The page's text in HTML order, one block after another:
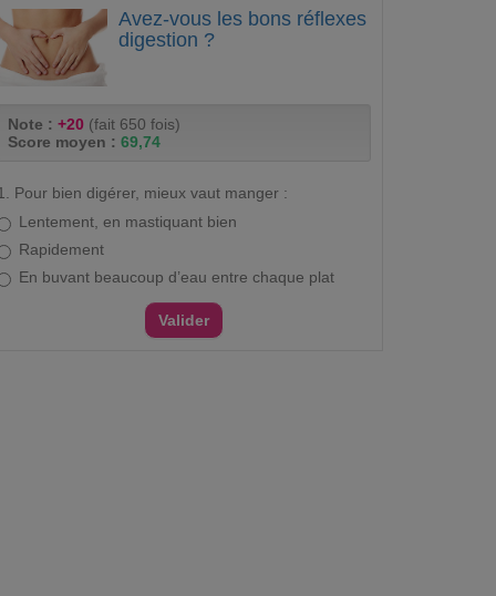
Avez-vous les bons réflexes
digestion ?
Note : +20 (fait 650 fois)
Score moyen : 69,74
Pour bien digérer, mieux vaut manger :
Lentement, en mastiquant bien
Rapidement
En buvant beaucoup d’eau entre chaque plat